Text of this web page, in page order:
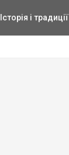
Історія і традиції